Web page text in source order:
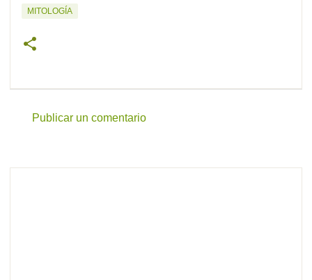
MITOLOGÍA
Publicar un comentario